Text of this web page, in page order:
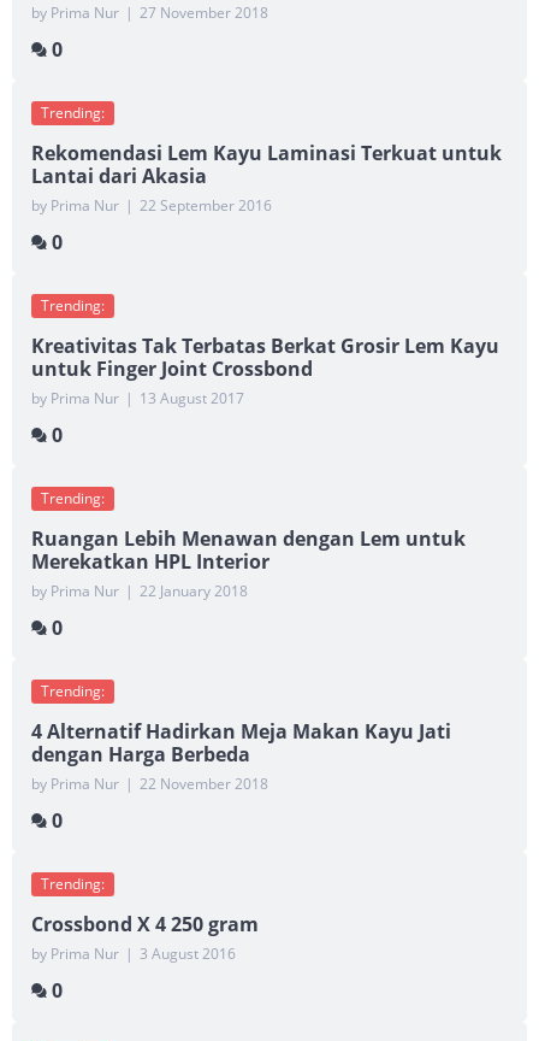
by Prima Nur | 27 November 2018
0
Trending:
Rekomendasi Lem Kayu Laminasi Terkuat untuk
Lantai dari Akasia
by Prima Nur | 22 September 2016
0
Trending:
Kreativitas Tak Terbatas Berkat Grosir Lem Kayu
untuk Finger Joint Crossbond
by Prima Nur | 13 August 2017
0
Trending:
Ruangan Lebih Menawan dengan Lem untuk
Merekatkan HPL Interior
by Prima Nur | 22 January 2018
0
Trending:
4 Alternatif Hadirkan Meja Makan Kayu Jati
dengan Harga Berbeda
by Prima Nur | 22 November 2018
0
Trending:
Crossbond X 4 250 gram
by Prima Nur | 3 August 2016
0